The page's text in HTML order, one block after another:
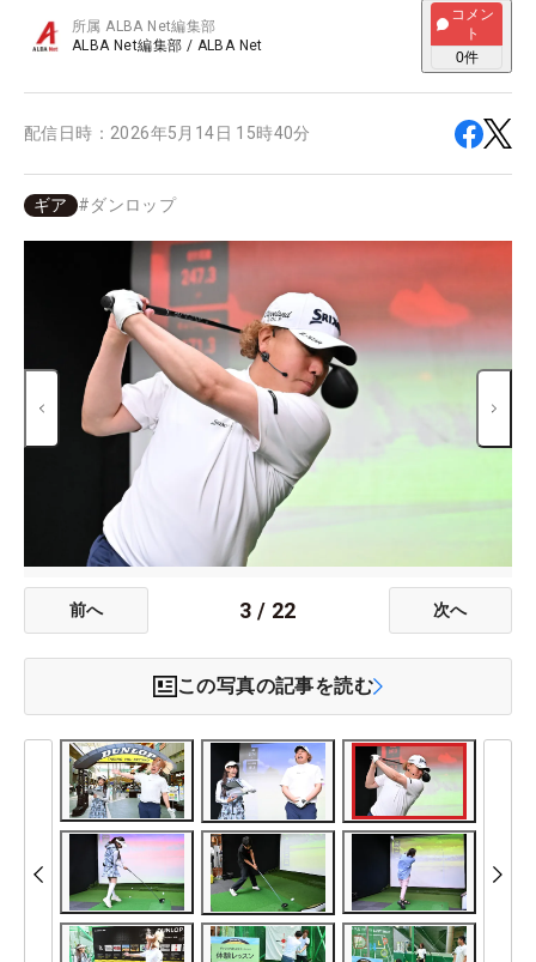
所属ALBA Net編集部
ALBA Net編集部 / ALBA Net
コメン
ト
0件
配信日時： 2026年5月14日 15時40分
ギア #ダンロップ
前へ 3 / 22 次へ
この写真の記事を読む